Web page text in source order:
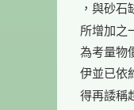
，與砂
所增加之
為考量物
伊並已依
得再諉稱